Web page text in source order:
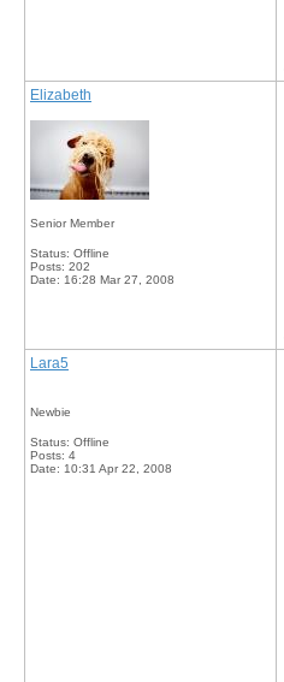
Elizabeth
Senior Member
Status: Offline
Posts: 202
Date: 16:28 Mar 27, 2008
Lara5
Newbie
Status: Offline
Posts: 4
Date: 10:31 Apr 22, 2008